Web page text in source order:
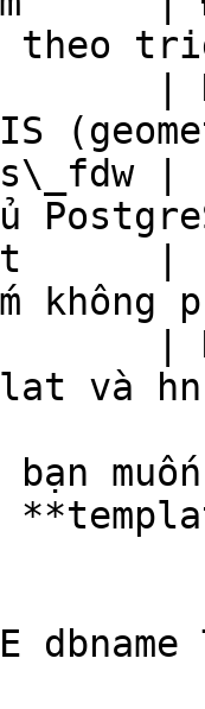
|
|
|
|
và